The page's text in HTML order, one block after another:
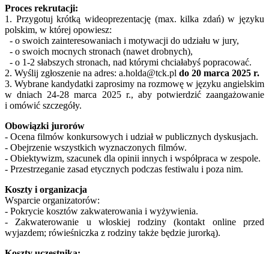
Proces rekrutacji:
1. Przygotuj krótką wideoprezentację (max. kilka zdań) w języku
polskim, w której opowiesz:
- o swoich zainteresowaniach i motywacji do udziału w jury,
- o swoich mocnych stronach (nawet drobnych),
- o 1-2 słabszych stronach, nad którymi chciałabyś popracować.
2. Wyślij zgłoszenie na adres: a.holda@tck.pl do 20 marca 2025 r.
3. Wybrane kandydatki zaprosimy na rozmowę w języku angielskim
w dniach 24-28 marca 2025 r., aby potwierdzić zaangażowanie
i omówić szczegóły.
Obowiązki jurorów
- Ocena filmów konkursowych i udział w publicznych dyskusjach.
- Obejrzenie wszystkich wyznaczonych filmów.
- Obiektywizm, szacunek dla opinii innych i współpraca w zespole.
- Przestrzeganie zasad etycznych podczas festiwalu i poza nim.
Koszty i organizacja
Wsparcie organizatorów:
- Pokrycie kosztów zakwaterowania i wyżywienia.
- Zakwaterowanie u włoskiej rodziny (kontakt online przed
wyjazdem; rówieśniczka z rodziny także będzie jurorką).